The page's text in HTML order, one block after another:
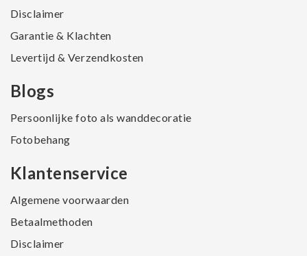
Disclaimer
Garantie & Klachten
Levertijd & Verzendkosten
Blogs
Persoonlijke foto als wanddecoratie
Fotobehang
Klantenservice
Algemene voorwaarden
Betaalmethoden
Disclaimer